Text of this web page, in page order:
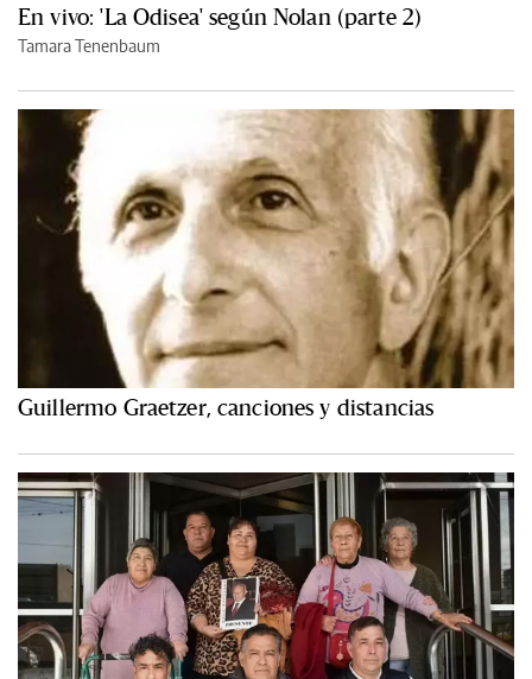
En vivo: 'La Odisea' según Nolan (parte 2)
Tamara Tenenbaum
Guillermo Graetzer, canciones y distancias